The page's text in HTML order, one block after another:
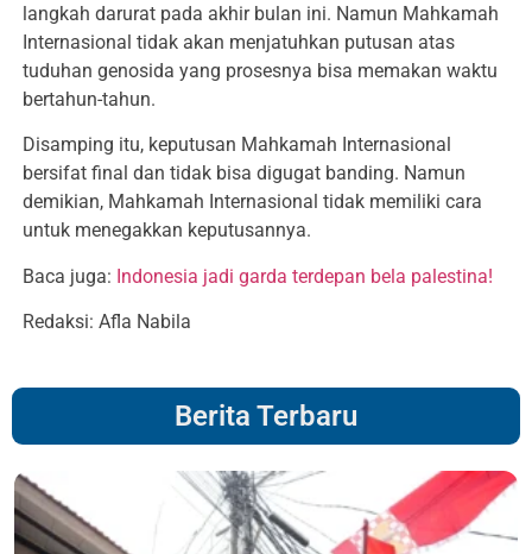
langkah darurat pada akhir bulan ini. Namun Mahkamah
Internasional tidak akan menjatuhkan putusan atas
tuduhan genosida yang prosesnya bisa memakan waktu
bertahun-tahun.
Disamping itu, keputusan Mahkamah Internasional
bersifat final dan tidak bisa digugat banding. Namun
demikian, Mahkamah Internasional tidak memiliki cara
untuk menegakkan keputusannya.
Baca juga: Indonesia jadi garda terdepan bela palestina!
Redaksi: Afla Nabila
Berita Terbaru